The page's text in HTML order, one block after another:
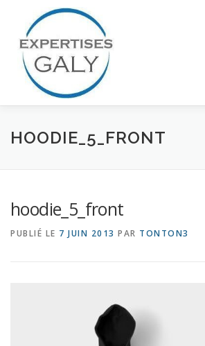
contenu
ACCUEIL NOTRE EXPERTISE
HOODIE_5_FRONT
hoodie_5_front
PUBLIÉ LE 7 JUIN 2013 PAR TONTON3